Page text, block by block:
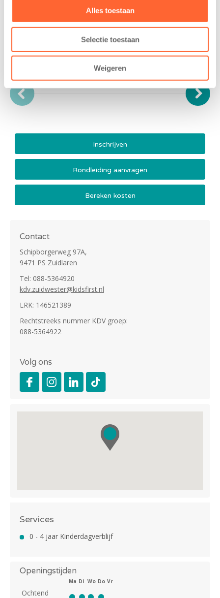
Alles toestaan
Selectie toestaan
Weigeren
Inschrijven
Rondleiding aanvragen
Bereken kosten
Contact
Schipborgerweg 97A,
9471 PS Zuidlaren
Tel: 088-5364920
kdv.zuidwester@kidsfirst.nl
LRK: 146521389
Rechtstreeks nummer KDV groep:
088-5364922
Volg ons
Services
0 - 4 jaar Kinderdagverblijf
Openingstijden
Ma Di Wo Do Vr
Ochtend